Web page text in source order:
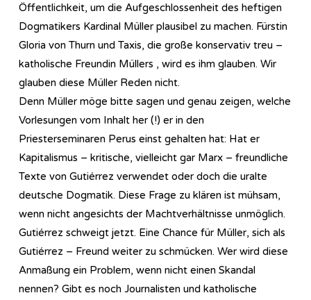
Öffentlichkeit, um die Aufgeschlossenheit des heftigen
Dogmatikers Kardinal Müller plausibel zu machen. Fürstin
Gloria von Thurn und Taxis, die große konservativ treu –
katholische Freundin Müllers , wird es ihm glauben. Wir
glauben diese Müller Reden nicht.
Denn Müller möge bitte sagen und genau zeigen, welche
Vorlesungen vom Inhalt her (!) er in den
Priesterseminaren Perus einst gehalten hat: Hat er
Kapitalismus – kritische, vielleicht gar Marx – freundliche
Texte von Gutiérrez verwendet oder doch die uralte
deutsche Dogmatik. Diese Frage zu klären ist mühsam,
wenn nicht angesichts der Machtverhältnisse unmöglich.
Gutiérrez schweigt jetzt. Eine Chance für Müller, sich als
Gutiérrez – Freund weiter zu schmücken. Wer wird diese
Anmaßung ein Problem, wenn nicht einen Skandal
nennen? Gibt es noch Journalisten und katholische